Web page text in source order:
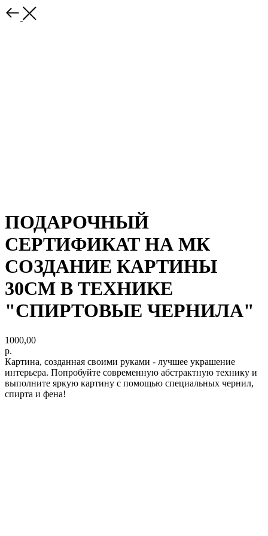
ПОДАРОЧНЫЙ
СЕРТИФИКАТ НА МК
СОЗДАНИЕ КАРТИНЫ
30СМ В ТЕХНИКЕ
"СПИРТОВЫЕ ЧЕРНИЛА"
1000,00
р.
Картина, созданная своими руками - лучшее украшение
интерьера. Попробуйте современную абстрактную технику и
выполните яркую картину с помощью специальных чернил,
спирта и фена!